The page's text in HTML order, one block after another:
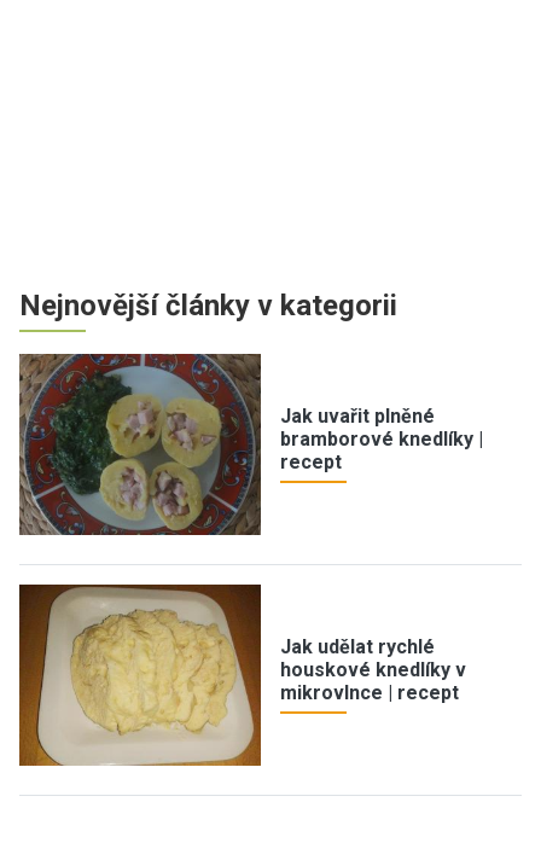
Nejnovější články v kategorii
Jak uvařit plněné
bramborové knedlíky |
recept
Jak udělat rychlé
houskové knedlíky v
mikrovlnce | recept